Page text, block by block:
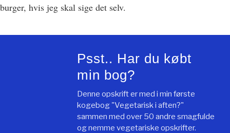
burger, hvis jeg skal sige det selv.
Psst.. Har du købt
min bog?
Denne opskrift er med i min første
kogebog "Vegetarisk i aften?"
sammen med over 50 andre smagfulde
og nemme vegetariske opskrifter.